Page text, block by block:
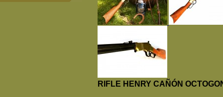
RIFLE HENRY CAÑÓN